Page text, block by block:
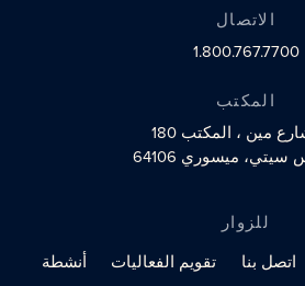
الاتصال
1.800.767.7700
المكتب
، المكتب 180
ميسوري 64106
للزوار
اتصل بنا تقويم الفعاليات
أنشطة